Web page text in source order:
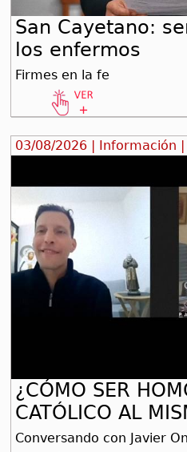
San Cayetano:
los enfermos
Firmes en la fe
03/08/2026 | Información |
¿CÓMO SER
CATÓLICO AL
Conversando con Javier